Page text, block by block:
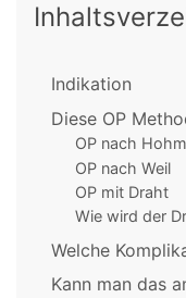
Indikation
Diese OP
OP nach
OP nach Weil
OP mit Draht
Wie wird der
Welche
Kann man das